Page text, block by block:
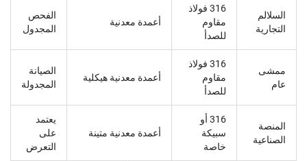
السلالم
التجارية
316 فولاذ
مقاوم
للصدأ
أعمدة معدنية
الفحص
المجدول
ممشى
عام
316 فولاذ
مقاوم
للصدأ
أعمدة معدنية هيكلية
الصيانة
المجدولة
المنصة
الصناعية
316 أو
سبيكة
خاصة
أعمدة معدنية متينة
يعتمد
على
التعرض